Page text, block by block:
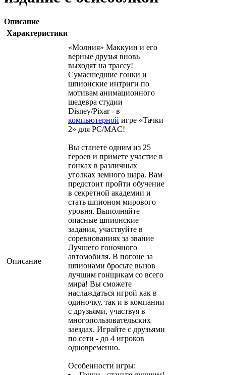
Описание
Характеристики
Описание
«Молния» Маккуин и его
верные друзья вновь
выходят на трассу!
Сумасшедшие гонки и
шпионские интриги по
мотивам анимационного
шедевра студии
Disney/Pixar - в
компьютерной игре «Тачки
2» для PC/MAC!
Вы станете одним из 25
героев и примете участие в
гонках в различных
уголках земного шара. Вам
предстоит пройти обучение
в секретной академии и
стать шпионом мирового
уровня. Выполняйте
опасные шпионские
задания, участвуйте в
соревнованиях за звание
Лучшего гоночного
автомобиля. В погоне за
шпионами бросьте вызов
лучшим гонщикам со всего
мира! Вы сможете
наслаждаться игрой как в
одиночку, так и в компании
с друзьями, участвуя в
многопользовательских
заездах. Играйте с друзьями
по сети - до 4 игроков
одновременно.
Особенности игры: